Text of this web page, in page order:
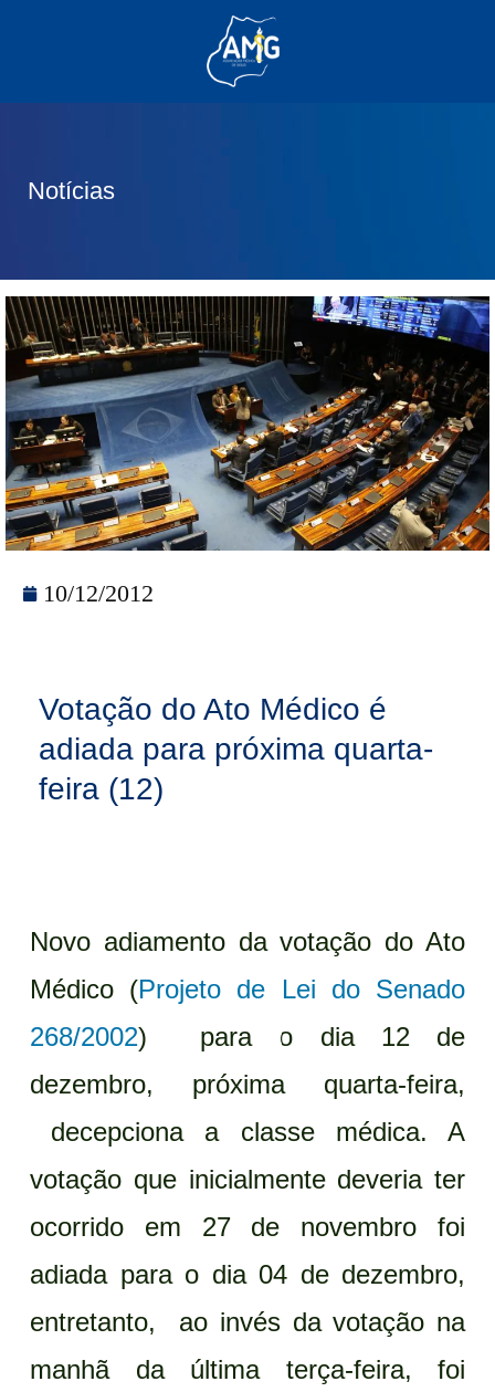
Notícias
10/12/2012
Votação do Ato Médico é
adiada para próxima quarta-
feira (12)
Novo adiamento da votação do Ato
Médico (Projeto de Lei do Senado
268/2002) para o dia 12 de
dezembro, próxima quarta-feira,
decepciona a classe médica. A
votação que inicialmente deveria ter
ocorrido em 27 de novembro foi
adiada para o dia 04 de dezembro,
entretanto, ao invés da votação na
manhã da última terça-feira, foi